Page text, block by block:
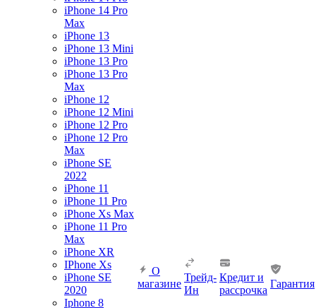
iPhone 14 Pro
Max
iPhone 13
iPhone 13 Mini
iPhone 13 Pro
iPhone 13 Pro
Max
iPhone 12
iPhone 12 Mini
iPhone 12 Pro
iPhone 12 Pro
Max
iPhone SE
2022
iPhone 11
iPhone 11 Pro
iPhone Xs Max
iPhone 11 Pro
Max
iPhone XR
IPhone Xs
iPhone SE
2020
Iphone 8
О
магазине
Трейд-
Ин
Кредит и
рассрочка
Гарантия